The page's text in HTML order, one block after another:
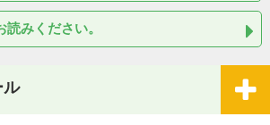
みください。
ル